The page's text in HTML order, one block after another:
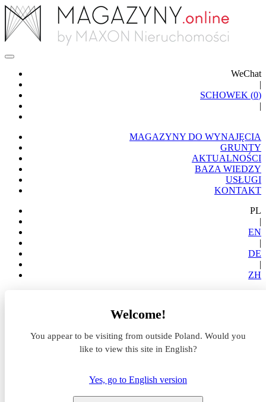
WeChat
|
SCHOWEK (0)
|
MAGAZYNY DO WYNAJĘCIA
GRUNTY
AKTUALNOŚCI
BAZA WIEDZY
USŁUGI
KONTAKT
PL
|
EN
|
DE
|
ZH
Welcome!
You appear to be visiting from outside Poland. Would you
like to view this site in English?
Yes, go to English version
Pilzno
Magazyn do wynajęcia